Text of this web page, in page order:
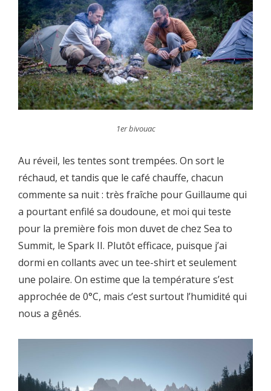
1er bivouac
Au réveil, les tentes sont trempées. On sort le
réchaud, et tandis que le café chauffe, chacun
commente sa nuit : très fraîche pour Guillaume qui
a pourtant enfilé sa doudoune, et moi qui teste
pour la première fois mon duvet de chez Sea to
Summit, le Spark II. Plutôt efficace, puisque j’ai
dormi en collants avec un tee-shirt et seulement
une polaire. On estime que la température s’est
approchée de 0°C, mais c’est surtout l’humidité qui
nous a gênés.